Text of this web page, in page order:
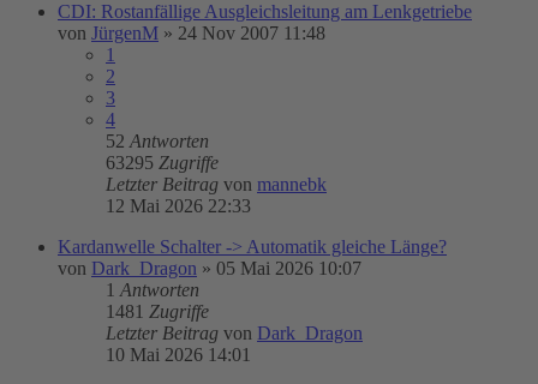
CDI: Rostanfällige Ausgleichsleitung am Lenkgetriebe
von JürgenM » 24 Nov 2007 11:48
1
2
3
4
52 Antworten
63295 Zugriffe
Letzter Beitrag von mannebk
12 Mai 2026 22:33
Kardanwelle Schalter -> Automatik gleiche Länge?
von Dark_Dragon » 05 Mai 2026 10:07
1 Antworten
1481 Zugriffe
Letzter Beitrag von Dark_Dragon
10 Mai 2026 14:01